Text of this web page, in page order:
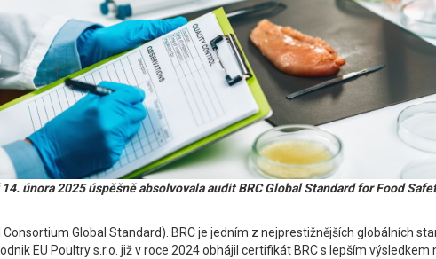
února 2025 úspěšně absolvovala audit BRC Global Standard for Food
Global Standard). BRC je jedním z nejprestižnějších globálních
EU Poultry s.r.o. již v roce 2024 obhájil certifikát BRC s lepším